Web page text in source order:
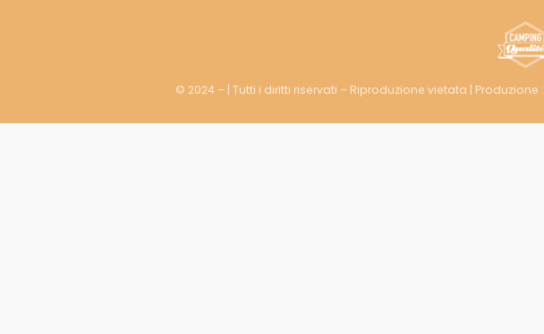
© 2024 – | Tutti i diritti riservati – Riproduzione vietata | Produzione :